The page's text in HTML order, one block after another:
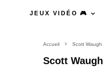
JEUX VIDÉO 🎮
Accueil Scott Waugh
Scott Waugh